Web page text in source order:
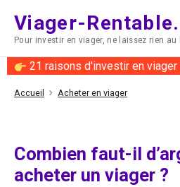
content
Viager-
Pour investir en viager, ne laissez rien au
21 raisons d'investir en viager
Accueil Acheter en viager
Combien faut-il
acheter un viager ?